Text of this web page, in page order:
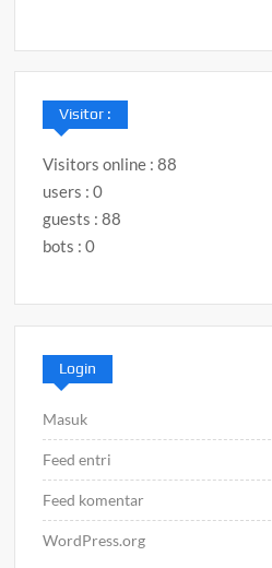
Visitor :
Visitors online : 88
users : 0
guests : 88
bots : 0
Login
Masuk
Feed entri
Feed komentar
WordPress.org